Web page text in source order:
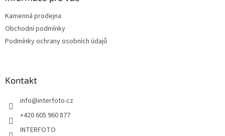
Kamenná prodejna
Obchodní podmínky
Podmínky ochrany osobních údajů
Kontakt
info@interfoto.cz
+420 605 960 877
INTERFOTO